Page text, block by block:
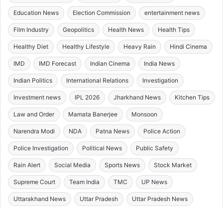
Education News Election Commission entertainment news
Film Industry Geopolitics Health News Health Tips
Healthy Diet Healthy Lifestyle Heavy Rain Hindi Cinema
IMD IMD Forecast Indian Cinema India News
Indian Politics International Relations Investigation
Investment news IPL 2026 Jharkhand News Kitchen Tips
Law and Order Mamata Banerjee Monsoon
Narendra Modi NDA Patna News Police Action
Police Investigation Political News Public Safety
Rain Alert Social Media Sports News Stock Market
Supreme Court Team India TMC UP News
Uttarakhand News Uttar Pradesh Uttar Pradesh News